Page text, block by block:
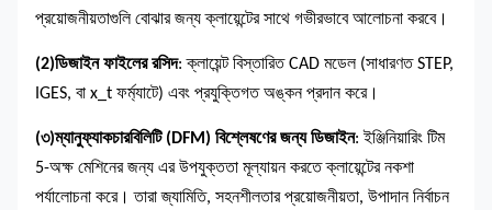
প্রয়োজনীয়তাগুলি বোঝার জন্য ক্লায়েন্টের সাথে গভীরভাবে আলোচনা করবে।
(2)ডিজাইন ফাইলের রসিদ: ক্লায়েন্ট বিস্তারিত CAD মডেল (সাধারণত STEP,
IGES, বা x_t ফর্ম্যাটে) এবং প্রযুক্তিগত অঙ্কন প্রদান করে।
(৩)ম্যানুফ্যাকচারবিলিটি (DFM) বিশ্লেষণের জন্য ডিজাইন: ইঞ্জিনিয়ারিং টিম
5-অক্ষ মেশিনের জন্য এর উপযুক্ততা মূল্যায়ন করতে ক্লায়েন্টের নকশা
পর্যালোচনা করে। তারা জ্যামিতি, সহনশীলতার প্রয়োজনীয়তা, উপাদান নির্বাচন